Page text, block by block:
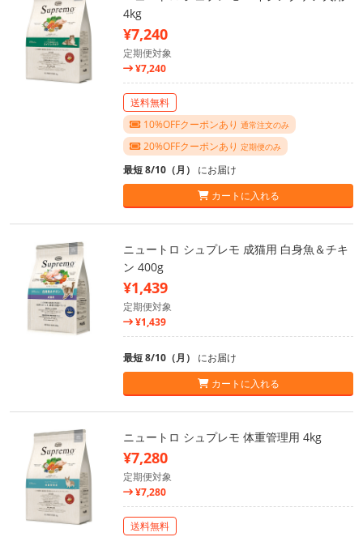
4kg
¥7,240
定期便対象
¥7,240
送料無料
10%OFFクーポンあり 通常注文のみ
20%OFFクーポンあり 定期便のみ
最短 8/10（月） にお届け
カートに入れる
ニュートロ シュプレモ 成猫用 白身魚＆チキ
ン 400g
¥1,439
定期便対象
¥1,439
最短 8/10（月） にお届け
カートに入れる
ニュートロ シュプレモ 体重管理用 4kg
¥7,280
定期便対象
¥7,280
送料無料